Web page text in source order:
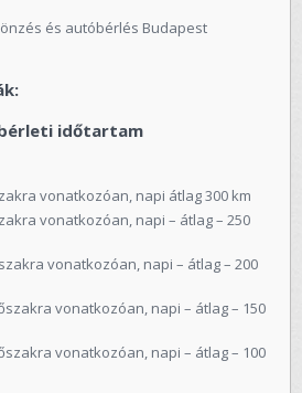
és autóbérlés Budapest
időtartam
vonatkozóan, napi átlag 300 km
vonatkozóan, napi – átlag – 250
vonatkozóan, napi – átlag – 200
vonatkozóan, napi – átlag – 150
vonatkozóan, napi – átlag – 100